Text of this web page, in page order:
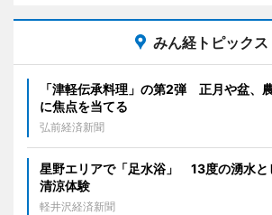
みん経トピックス
「津軽伝承料理」の第2弾 正月や盆、
に焦点を当てる
弘前経済新聞
星野エリアで「足水浴」 13度の湧水と
清涼体験
軽井沢経済新聞